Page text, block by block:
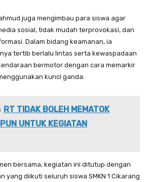
juga mengimbau para siswa agar
sosial, tidak mudah terprovokasi, dan
Dalam bidang keamanan, ia
tertib berlalu lintas serta kewaspadaan
bermotor dengan cara memarkir
kunci ganda.
RT TIDAK BOLEH MEMATOK
UNTUK KEGIATAN
bersama, kegiatan ini ditutup dengan
yang diikuti seluruh siswa SMKN 1 Cikarang